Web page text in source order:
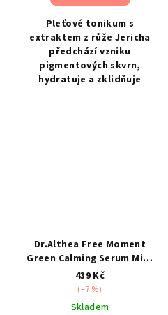
Pleťové tonikum s
extraktem z růže Jericha
předchází vzniku
pigmentových skvrn,
hydratuje a zklidňuje
Dr.Althea Free Moment
Green Calming Serum Mist
100ml- Zklidňující pleťová
mlha
439 Kč
(–7 %)
Skladem